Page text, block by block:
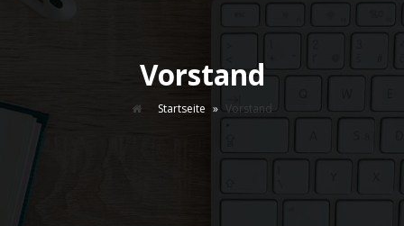
Vorstand
Startseite » Vorstand